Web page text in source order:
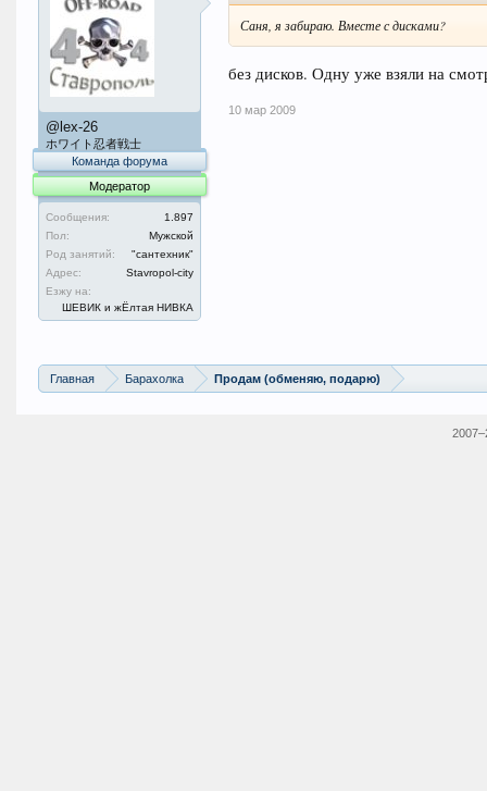
@lex-26
ホワイト忍者戦士
Команда форума
Модератор
Сообщения:
1.897
Пол:
Мужской
Род занятий:
"сантехник"
Адрес:
Stavropol-city
Езжу на:
ШЕВИК и жЁлтая НИВКА
Саня, я забираю. Вместе с дисками?
без дисков. Одну уже взяли на
10 мар 2009
Главная Барахолка Продам (обменяю, подарю)
2007–